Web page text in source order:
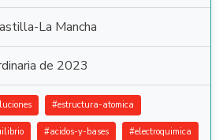
La Mancha
de 2023
#estructura-atomica
#acidos-y-bases #electroquimica